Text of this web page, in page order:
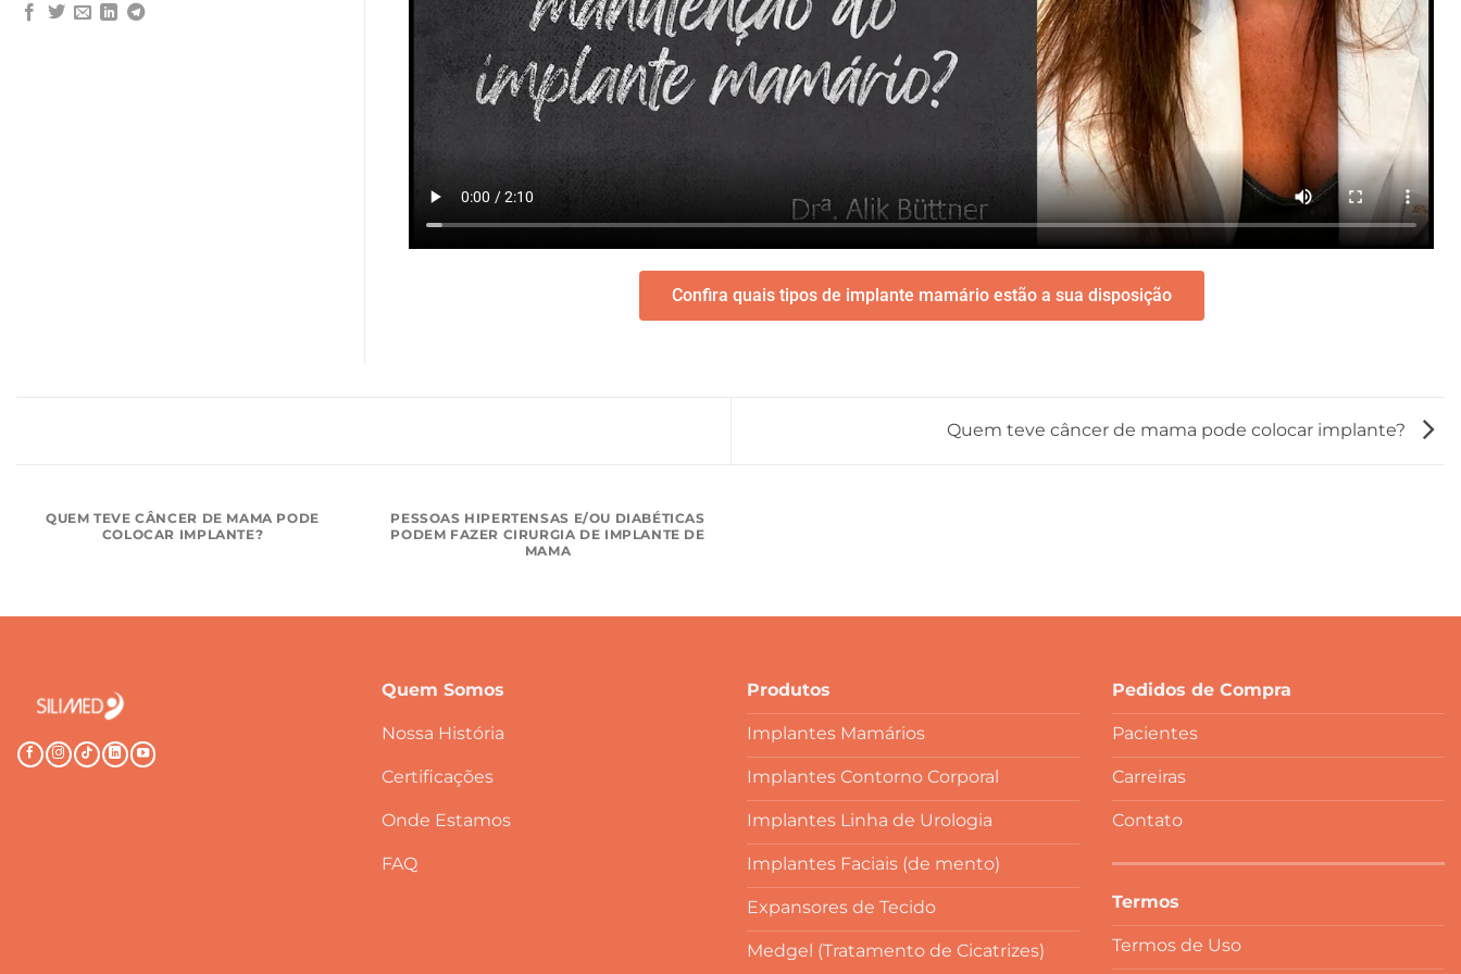
Confira quais tipos de implante mamário estão a sua disposição
Quem teve câncer de mama pode colocar implante?
QUEM TEVE CÂNCER DE MAMA PODE
COLOCAR IMPLANTE?
PESSOAS HIPERTENSAS E/OU DIABÉTICAS
PODEM FAZER CIRURGIA DE IMPLANTE DE
MAMA
Quem Somos
Nossa História
Certificações
Onde Estamos
FAQ
Produtos
Implantes Mamários
Implantes Contorno Corporal
Implantes Linha de Urologia
Implantes Faciais (de mento)
Expansores de Tecido
Medgel (Tratamento de Cicatrizes)
Pedidos de Compra
Pacientes
Carreiras
Contato
Termos
Termos de Uso